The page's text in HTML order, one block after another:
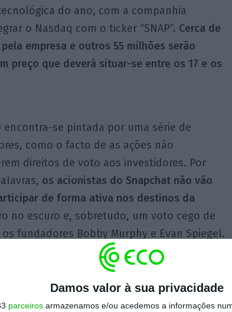
Damos valor à sua privacidade
parceiros armazenamos e/ou acedemos a informações
do ano, com a companhia
o Nasdaq com o ticker “SNAP”. Cerca de
empresa e outros 55 milhões serão
preço que deverá situar-se entre os 17 e os
encontra-se pintada por uma série de
como o facto de as ações não
direitos de voto aos investidores. Por
os acionistas do Snapchat não vão
de forma ativa nos destinos da
no escuro e, sobretudo, um voto cego de
fundadores Bobby Murphy e Evan Spiegel.
uma oportunidade de negócio onde mais
o envio de mensagens que
um dia como um segundo. A empresa-